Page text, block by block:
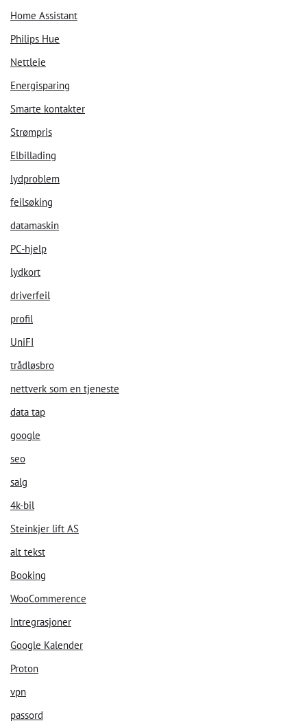
Home Assistant
Philips Hue
Nettleie
Energisparing
Smarte kontakter
Strømpris
Elbillading
lydproblem
feilsøking
datamaskin
PC-hjelp
lydkort
driverfeil
profil
UniFI
trådløsbro
nettverk som en tjeneste
data tap
google
seo
salg
4k-bil
Steinkjer lift AS
alt tekst
Booking
WooCommerence
Intregrasjoner
Google Kalender
Proton
vpn
passord